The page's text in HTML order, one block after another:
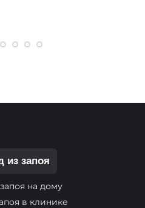
из запоя
на дому
в клинике